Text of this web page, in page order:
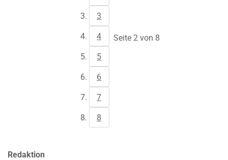
3
4
5
6
7
8
Seite 2 von 8
Redaktion